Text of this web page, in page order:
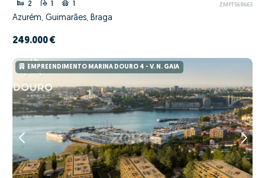
2 ZMPT569663
Azurém, Guimarães, Braga
249.000 €
EMPREENDIMENTO MARINA DOURO 4 - V. N. GAIA